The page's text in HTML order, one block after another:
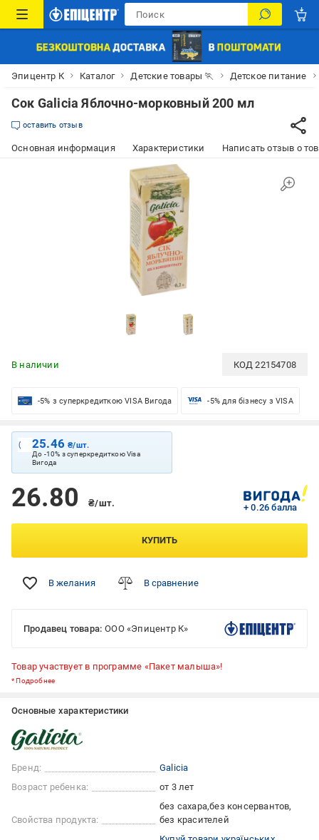
Эпицентр К Каталог Детские товары 🏃 Детское питание
Сок Galicia Яблочно-морковный 200 мл
оставить отзыв
Основная информация Характеристики Написать отзыв о
В наличии КОД22154708
-5% з суперкредиткою VISA Вигода -5% для бізнесу з VISA
25.46₴/шт.
До -10% з суперкредиткою Visa
Вигода
26.80 ₴/шт. + 0.26 балла
КУПИТЬ
В желания В сравнение
Продавец товара: ООО «Эпицентр К»
Товар участвует в программе «Пакет малыша»!
*Подробнее
Основные характеристики
Бренд:
Galicia
Возраст ребенка:
от 3 лет
Свойства продукта:
без сахара без консервантов
без красителей